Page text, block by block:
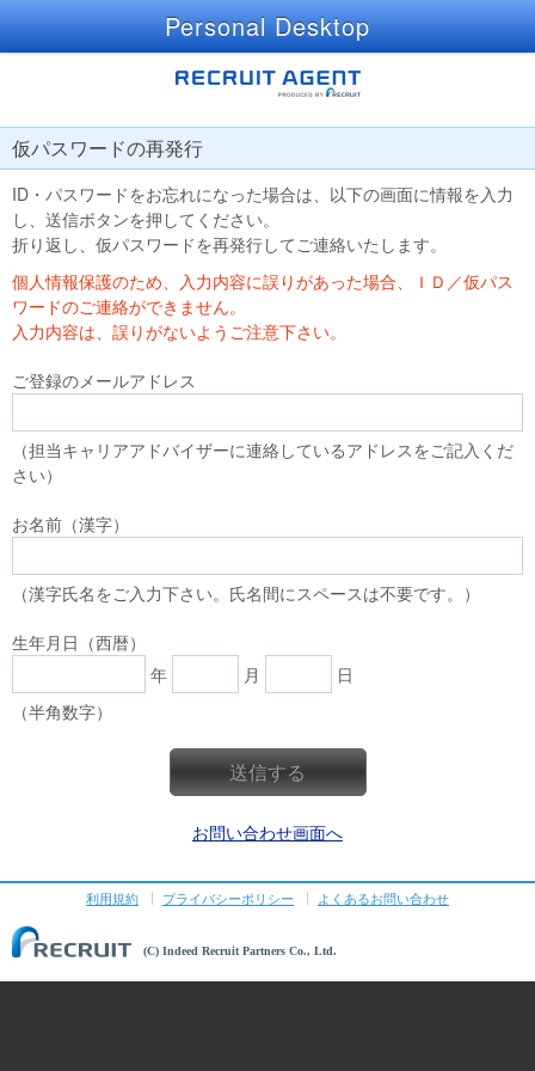
Personal Desktop
仮パスワードの再発行
ID・パスワードをお忘れになった場合は、以下の画面に情報を入力
し、送信ボタンを押してください。
折り返し、仮パスワードを再発行してご連絡いたします。
個人情報保護のため、入力内容に誤りがあった場合、ＩＤ／仮パス
ワードのご連絡ができません。
入力内容は、誤りがないようご注意下さい。
ご登録のメールアドレス
（担当キャリアアドバイザーに連絡しているアドレスをご記入くだ
さい）
お名前（漢字）
（漢字氏名をご入力下さい。氏名間にスペースは不要です。）
生年月日（西暦）
年
月
日
（半角数字）
お問い合わせ画面へ
利用規約 プライバシーポリシー よくあるお問い合わせ
(C) Indeed Recruit Partners Co., Ltd.